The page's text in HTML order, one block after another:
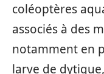
coléoptères
associés à des
notamment en
larve de